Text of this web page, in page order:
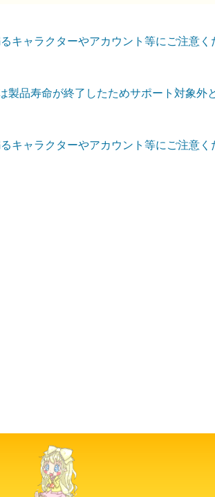
キャラクターやアカウント等にご注意く
製品寿命が終了したためサポート対象外
キャラクターやアカウント等にご注意く